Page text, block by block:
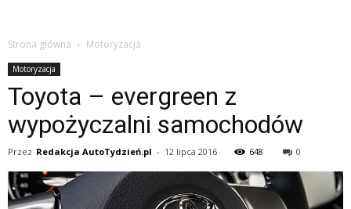
Strona główna Motoryzacja
Motoryzacja
Toyota – evergreen z
wypożyczalni samochodów
Przez Redakcja AutoTydzień.pl - 12 lipca 2016 648 0